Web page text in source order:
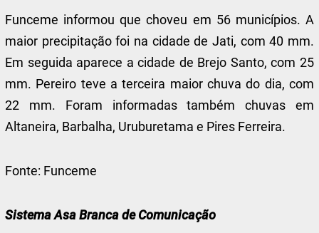
Funceme informou que choveu em 56 municípios. A
maior precipitação foi na cidade de Jati, com 40 mm.
Em seguida aparece a cidade de Brejo Santo, com 25
mm. Pereiro teve a terceira maior chuva do dia, com
22 mm. Foram informadas também chuvas em
Altaneira, Barbalha, Uruburetama e Pires Ferreira.
Fonte: Funceme
Sistema Asa Branca de Comunicação